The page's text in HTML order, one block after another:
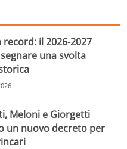
record: il 2026-2027
una svolta
Meloni e Giorgetti
un nuovo decreto per